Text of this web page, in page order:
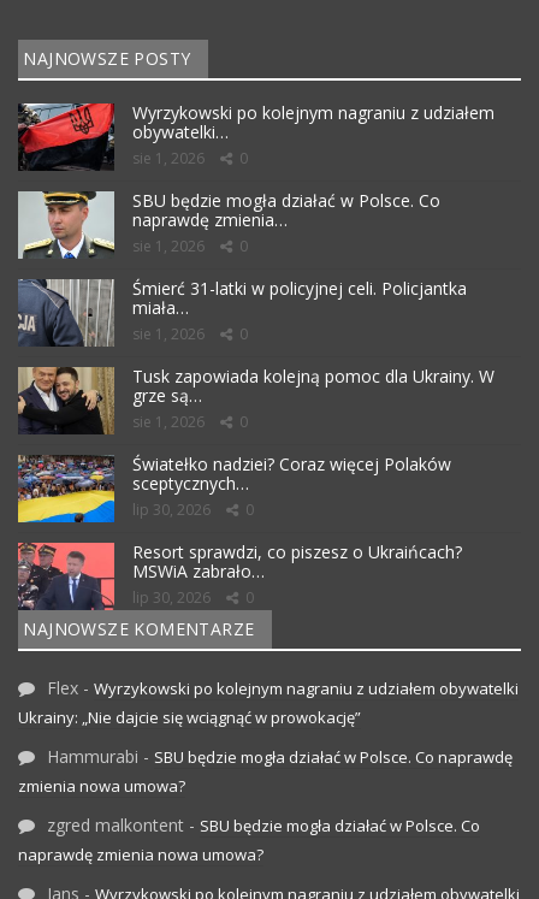
NAJNOWSZE POSTY
Wyrzykowski po kolejnym nagraniu z udziałem
obywatelki…
sie 1, 2026 0
SBU będzie mogła działać w Polsce. Co
naprawdę zmienia…
sie 1, 2026 0
Śmierć 31-latki w policyjnej celi. Policjantka
miała…
sie 1, 2026 0
Tusk zapowiada kolejną pomoc dla Ukrainy. W
grze są…
sie 1, 2026 0
Światełko nadziei? Coraz więcej Polaków
sceptycznych…
lip 30, 2026 0
Resort sprawdzi, co piszesz o Ukraińcach?
MSWiA zabrało…
lip 30, 2026 0
NAJNOWSZE KOMENTARZE
Flex - Wyrzykowski po kolejnym nagraniu z udziałem obywatelki
Ukrainy: „Nie dajcie się wciągnąć w prowokację”
Hammurabi - SBU będzie mogła działać w Polsce. Co naprawdę
zmienia nowa umowa?
zgred malkontent - SBU będzie mogła działać w Polsce. Co
naprawdę zmienia nowa umowa?
Jans - Wyrzykowski po kolejnym nagraniu z udziałem obywatelki